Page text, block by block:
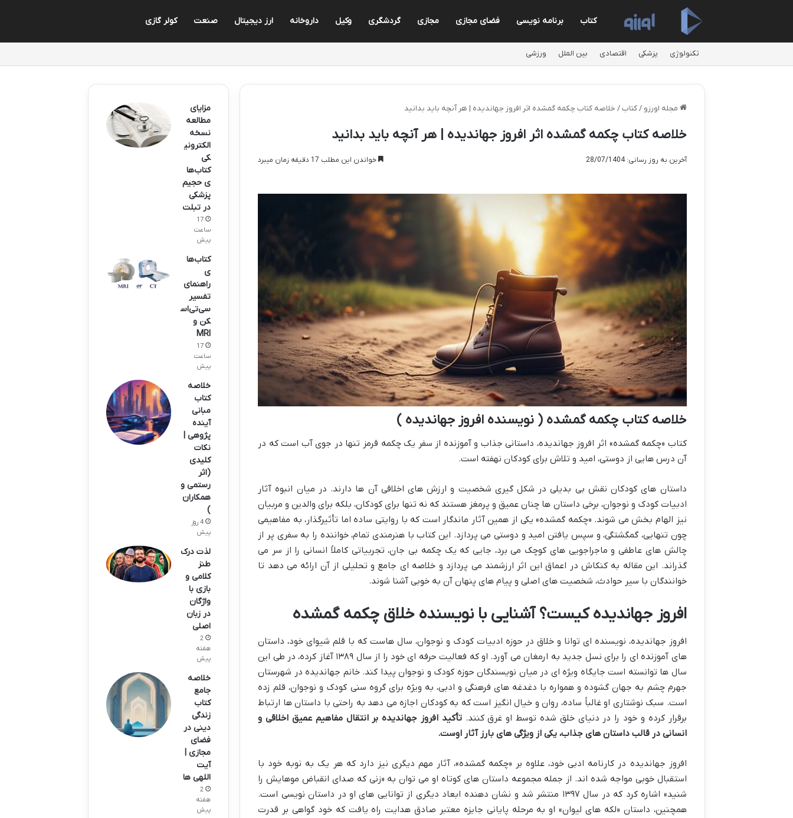
کتاب برنامه نویسی فضای مجازی مجازی گردشگری وکیل داروخانه ارز دیجیتال صنعت کولر گازی
تکنولوژی پزشکی اقتصادی بین الملل ورزشی
مجله اورزو / کتاب / خلاصه کتاب چکمه گمشده اثر افروز جهاندیده | هر آنچه باید بدانید
خلاصه کتاب چکمه گمشده اثر افروز جهاندیده | هر آنچه باید بدانید
آخرین به روز رسانی: 28/07/1404 خواندن این مطلب 17 دقیقه زمان میبرد
خلاصه کتاب چکمه گمشده ( نویسنده افروز جهاندیده )
کتاب «چکمه گمشده» اثر افروز جهاندیده، داستانی جذاب و آموزنده از سفر یک چکمه قرمز تنها در جوی آب است که در
آن درس هایی از دوستی، امید و تلاش برای کودکان نهفته است.
داستان های کودکان نقش بی بدیلی در شکل گیری شخصیت و ارزش های اخلاقی آن ها دارند. در میان انبوه آثار
ادبیات کودک و نوجوان، برخی داستان ها چنان عمیق و پرمغز هستند که نه تنها برای کودکان، بلکه برای والدین و مربیان
نیز الهام بخش می شوند. «چکمه گمشده» یکی از همین آثار ماندگار است که با روایتی ساده اما تأثیرگذار، به مفاهیمی
چون تنهایی، گمگشتگی، و سپس یافتن امید و دوستی می پردازد. این کتاب با هنرمندی تمام، خواننده را به سفری پر از
چالش های عاطفی و ماجراجویی های کوچک می برد، جایی که یک چکمه بی جان، تجربیاتی کاملاً انسانی را از سر می
گذراند. این مقاله به کنکاش در اعماق این اثر ارزشمند می پردازد و خلاصه ای جامع و تحلیلی از آن ارائه می دهد تا
خوانندگان با سیر حوادث، شخصیت های اصلی و پیام های پنهان آن به خوبی آشنا شوند.
افروز جهاندیده کیست؟ آشنایی با نویسنده خلاق چکمه گمشده
افروز جهاندیده، نویسنده ای توانا و خلاق در حوزه ادبیات کودک و نوجوان، سال هاست که با قلم شیوای خود، داستان
های آموزنده ای را برای نسل جدید به ارمغان می آورد. او که فعالیت حرفه ای خود را از سال ۱۳۸۹ آغاز کرده، در طی این
سال ها توانسته است جایگاه ویژه ای در میان نویسندگان حوزه کودک و نوجوان پیدا کند. خانم جهاندیده در شهرستان
جهرم چشم به جهان گشوده و همواره با دغدغه های فرهنگی و ادبی، به ویژه برای گروه سنی کودک و نوجوان، قلم زده
است. سبک نوشتاری او غالباً ساده، روان و خیال انگیز است که به کودکان اجازه می دهد به راحتی با داستان ها ارتباط
برقرار کرده و خود را در دنیای خلق شده توسط او غرق کنند.تأکید افروز جهاندیده بر انتقال مفاهیم عمیق اخلاقی و
انسانی در قالب داستان های جذاب، یکی از ویژگی های بارز آثار اوست.
افروز جهاندیده در کارنامه ادبی خود، علاوه بر «چکمه گمشده»، آثار مهم دیگری نیز دارد که هر یک به نوبه خود با
استقبال خوبی مواجه شده اند. از جمله مجموعه داستان های کوتاه او می توان به «زنی که صدای انقباض موهایش را
شنید» اشاره کرد که در سال ۱۳۹۷ منتشر شد و نشان دهنده ابعاد دیگری از توانایی های او در داستان نویسی است.
همچنین، داستان «لکه های لیوان» او به مرحله پایانی جایزه معتبر صادق هدایت راه یافت که خود گواهی بر قدرت
مزایای
مطالعه
نسخه
الکترونی
کی
کتاب‌ها
ی حجیم
پزشکی
در تبلت
17
ساعت
پیش
کتاب‌ها
ی
راهنمای
تفسیر
سی‌تی‌اس
کن و
MRI
17
ساعت
پیش
خلاصه
کتاب
مبانی
آینده
پژوهی |
نکات
کلیدی
(اثر
رستمی و
همکاران
)
4 روز
پیش
لذت درک
طنز
کلامی و
بازی با
واژگان
در زبان
اصلی
2
هفته
پیش
خلاصه
جامع
کتاب
زندگی
دینی در
فضای
مجازی |
آیت
اللهی ها
2
هفته
پیش